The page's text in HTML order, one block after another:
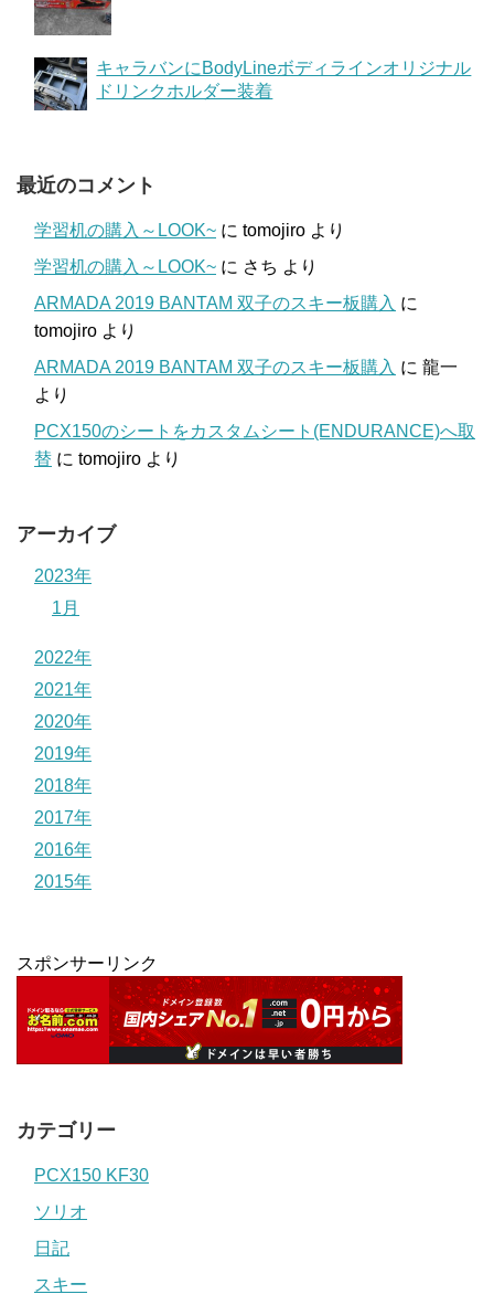
キャラバンにBodyLineボディラインオリジナル
ドリンクホルダー装着
最近のコメント
学習机の購入～LOOK~ に tomojiro より
学習机の購入～LOOK~ に さち より
ARMADA 2019 BANTAM 双子のスキー板購入 に
tomojiro より
ARMADA 2019 BANTAM 双子のスキー板購入 に 龍一
より
PCX150のシートをカスタムシート(ENDURANCE)へ取
替 に tomojiro より
アーカイブ
2023年
1月
2022年
2021年
2020年
2019年
2018年
2017年
2016年
2015年
スポンサーリンク
カテゴリー
PCX150 KF30
ソリオ
日記
スキー